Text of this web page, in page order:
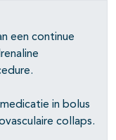
een continue
in bolus
collaps.